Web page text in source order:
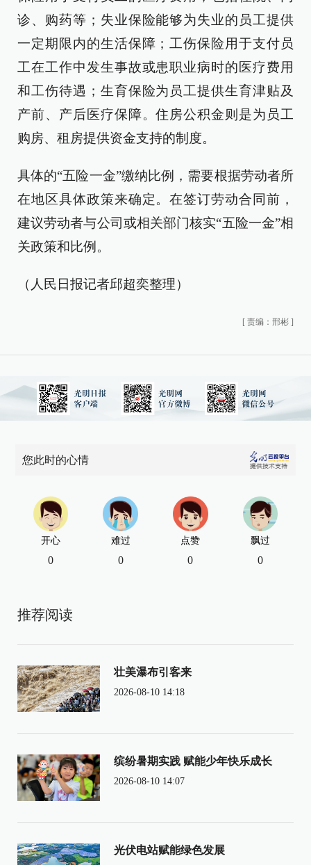
诊、购药等；失业保险能够为失业的员工提供
一定期限内的生活保障；工伤保险用于支付员
工在工作中发生事故或患职业病时的医疗费用
和工伤待遇；生育保险为员工提供生育津贴及
产前、产后医疗保障。住房公积金则是为员工
购房、租房提供资金支持的制度。
具体的“五险一金”缴纳比例，需要根据劳动者所
在地区具体政策来确定。在签订劳动合同前，
建议劳动者与公司或相关部门核实“五险一金”相
关政策和比例。
（人民日报记者邱超奕整理）
[ 责编：邢彬 ]
您此时的心情
开心
0
难过
0
点赞
0
飘过
0
推荐阅读
壮美瀑布引客来
2026-08-10 14:18
缤纷暑期实践 赋能少年快乐成长
2026-08-10 14:07
光伏电站赋能绿色发展